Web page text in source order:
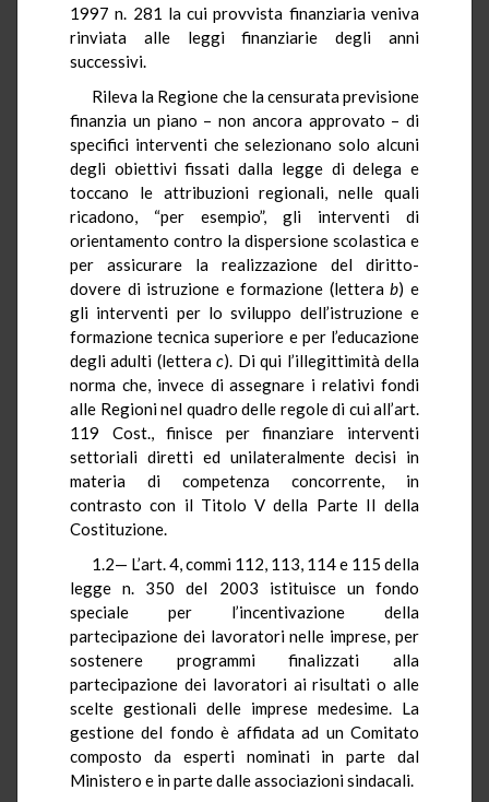
1997 n. 281 la cui provvista finanziaria veniva
rinviata alle leggi finanziarie degli anni
successivi.
Rileva la Regione che la censurata previsione
finanzia un piano – non ancora approvato – di
specifici interventi che selezionano solo alcuni
degli obiettivi fissati dalla legge di delega e
toccano le attribuzioni regionali, nelle quali
ricadono, “per esempio”, gli interventi di
orientamento contro la dispersione scolastica e
per assicurare la realizzazione del diritto-
dovere di istruzione e formazione (letterab) e
gli interventi per lo sviluppo dell’istruzione e
formazione tecnica superiore e per l’educazione
degli adulti (letterac). Di qui l’illegittimità della
norma che, invece di assegnare i relativi fondi
alle Regioni nel quadro delle regole di cui all’art.
119 Cost., finisce per finanziare interventi
settoriali diretti ed unilateralmente decisi in
materia di competenza concorrente, in
contrasto con il Titolo V della Parte II della
Costituzione.
1.2— L’art. 4, commi 112, 113, 114 e 115 della
legge n. 350 del 2003 istituisce un fondo
speciale per l’incentivazione della
partecipazione dei lavoratori nelle imprese, per
sostenere programmi finalizzati alla
partecipazione dei lavoratori ai risultati o alle
scelte gestionali delle imprese medesime. La
gestione del fondo è affidata ad un Comitato
composto da esperti nominati in parte dal
Ministero e in parte dalle associazioni sindacali.